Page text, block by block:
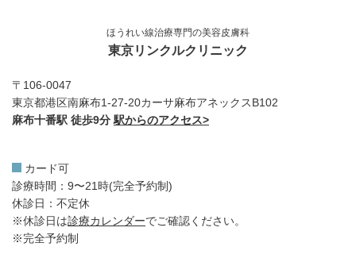
ほうれい線治療専門の美容皮膚科
東京リンクルクリニック
〒106-0047
東京都港区南麻布1-27-20カーサ麻布アネックスB102
麻布十番駅 徒歩9分 駅からのアクセス>
カード可
診療時間：9〜21時(完全予約制)
休診日：不定休
※休診日は診療カレンダーでご確認ください。
※完全予約制